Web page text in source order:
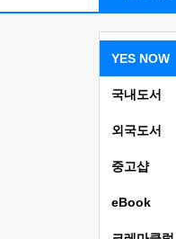
YES NOW
국내도서
외국도서
중고샵
eBook